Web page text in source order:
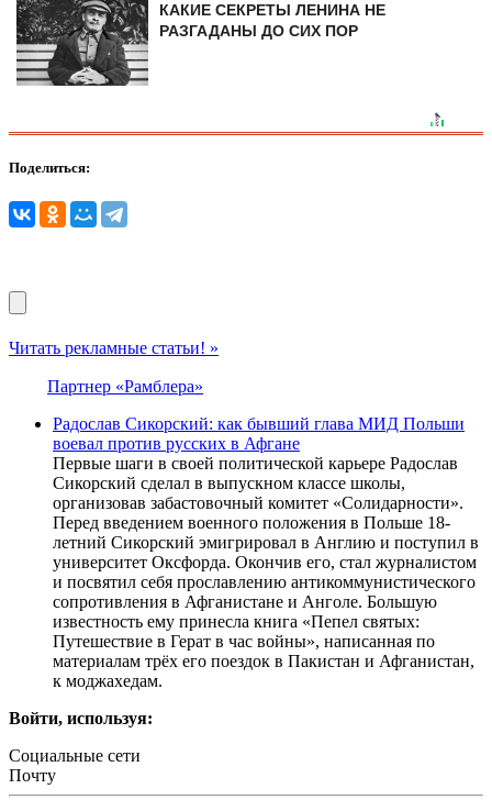
КАКИЕ СЕКРЕТЫ ЛЕНИНА НЕ
РАЗГАДАНЫ ДО СИХ ПОР
Поделиться:
Читать рекламные статьи! »
Партнер «Рамблера»
Радослав Сикорский: как бывший глава МИД Польши
воевал против русских в Афгане
Первые шаги в своей политической карьере Радослав
Сикорский сделал в выпускном классе школы,
организовав забастовочный комитет «Солидарности».
Перед введением военного положения в Польше 18-
летний Сикорский эмигрировал в Англию и поступил в
университет Оксфорда. Окончив его, стал журналистом
и посвятил себя прославлению антикоммунистического
сопротивления в Афганистане и Анголе. Большую
известность ему принесла книга «Пепел святых:
Путешествие в Герат в час войны», написанная по
материалам трёх его поездок в Пакистан и Афганистан,
к моджахедам.
Войти, используя:
Социальные сети
Почту